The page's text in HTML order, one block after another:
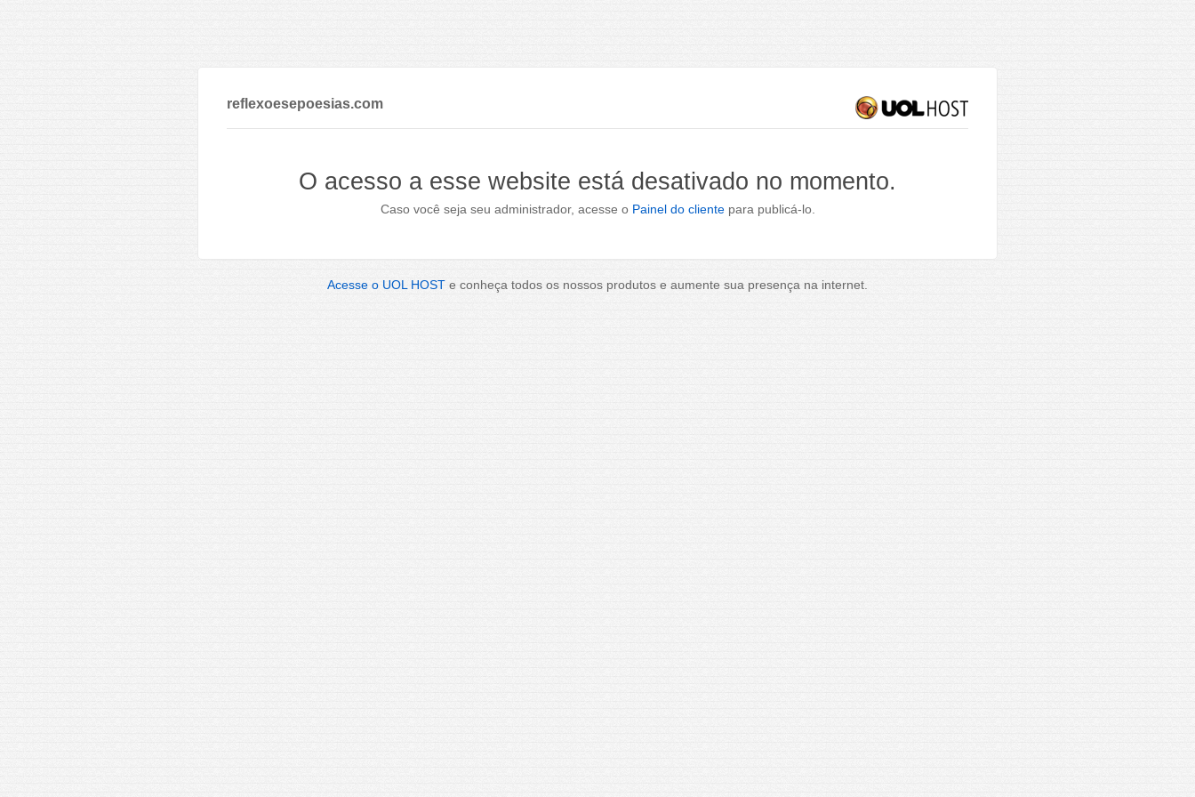
reflexoesepoesias.com
O acesso a esse website está desativado no momento.
Caso você seja seu administrador, acesse o Painel do clientepara publicá-lo.
Acesse o UOL HOST e conheça todos os nossos produtos e aumente sua presença na internet.